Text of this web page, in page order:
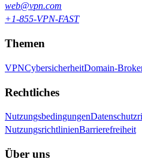
web@vpn.com
+1-855-VPN-FAST
Themen
VPNCybersicherheitDomain-
Rechtliches
Nutzungsbedingungen
NutzungsrichtlinienBarrierefreiheit
Über uns